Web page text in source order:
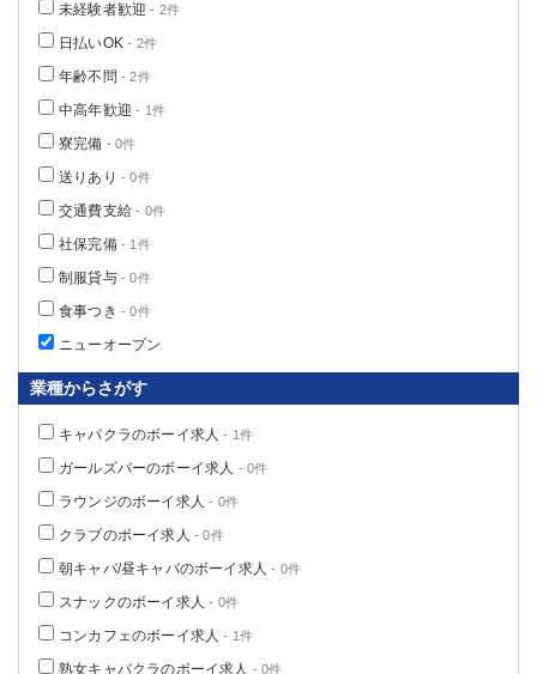
未経験者歓迎 - 2件
日払いOK - 2件
年齢不問 - 2件
中高年歓迎 - 1件
寮完備 - 0件
送りあり - 0件
交通費支給 - 0件
社保完備- 1件
制服貸与- 0件
食事つき - 0件
ニューオープン
業種からさがす
キャバクラのボーイ求人 - 1件
ガールズバーのボーイ求人 - 0件
ラウンジのボーイ求人 - 0件
クラブのボーイ求人 - 0件
朝キャバ/昼キャバのボーイ求人 - 0件
スナックのボーイ求人 - 0件
コンカフェのボーイ求人 - 1件
熟女キャバクラのボーイ求人 - 0件
土浦
高崎
0